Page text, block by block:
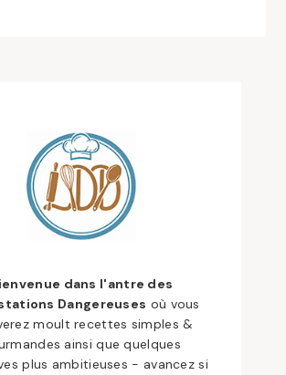
dans l'antre des
Dangereuses où vous
moult recettes simples &
ainsi que quelques
plus ambitieuses - avancez si